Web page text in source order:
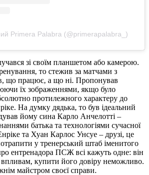
Primera Palabra (@primerapalabra_)
зі своїм планшетом або камерою.
то стежив за матчами з
що працює, а що ні. Пропонував
їх зображеннями, якщо було
протилежного характеру до
На думку дядька, то був ідеальний
йому сина Карло Анчелотті –
батька та технологіями сучасної
та Хуан Карлос Унсуе – друзі, це
у тренерський штаб іменитого
ентренадора ПСЖ всі кажуть одне: він
впливам, купити його довіру неможливо.
майстром своєї справи.